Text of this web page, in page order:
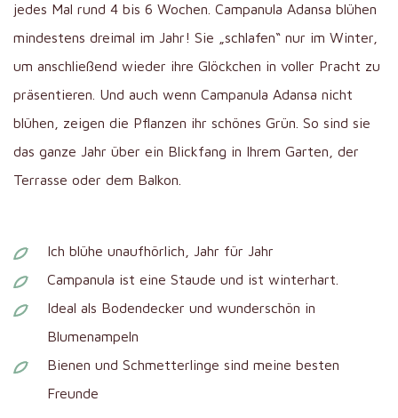
jedes Mal rund 4 bis 6 Wochen. Campanula Adansa blühen
mindestens dreimal im Jahr! Sie „schlafen“ nur im Winter,
um anschließend wieder ihre Glöckchen in voller Pracht zu
präsentieren. Und auch wenn Campanula Adansa nicht
blühen, zeigen die Pflanzen ihr schönes Grün. So sind sie
das ganze Jahr über ein Blickfang in Ihrem Garten, der
Terrasse oder dem Balkon.
Ich blühe unaufhörlich, Jahr für Jahr
Campanula ist eine Staude und ist winterhart.
Ideal als Bodendecker und wunderschön in
Blumenampeln
Bienen und Schmetterlinge sind meine besten
Freunde